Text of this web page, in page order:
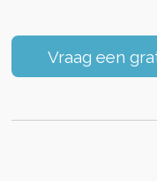
Vraag een